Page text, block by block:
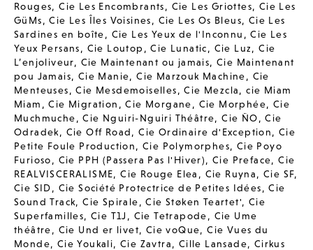
Rouges,Cie Les Encombrants, Cie Les Griottes, Cie Les
GüMs,Cie Les Îles Voisines, Cie Les Os Bleus, Cie Les
Sardines en boîte, Cie Les Yeux de l'Inconnu ,Cie Les
Yeux Persans, Cie Loutop ,Cie Lunatic, Cie Luz,Cie
L’enjoliveur, Cie Maintenant ou jamais,Cie Maintenant
pou Jamais, Cie Manie,Cie Marzouk Machine, Cie
Menteuses,Cie Mesdemoiselles,Cie Mezcla,cie Miam
Miam ,Cie Migration ,Cie Morgane, Cie Morphée, Cie
Muchmuche,Cie Nguiri-Nguiri Théâtre,Cie ÑO,Cie
Odradek, Cie Off Road,Cie Ordinaire d'Exception,Cie
Petite Foule Production,Cie Polymorphes, Cie Poyo
Furioso, Cie PPH (Passera Pas l'Hiver),Cie Preface,Cie
REALVISCERALISME,Cie Rouge Elea , Cie Ruyna,Cie SF,
Cie SID, Cie Société Protectrice de Petites Idées,Cie
Sound Track,Cie Spirale,Cie Støken Teartet', Cie
Superfamilles,Cie T1J , Cie Tetrapode, Cie Ume
théâtre, Cie Und er livet, Cie voQue,Cie Vues du
Monde, Cie Youkali,Cie Zavtra, Cille Lansade, Cirkus